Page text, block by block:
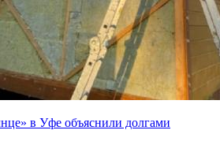
в Уфе объяснили долгами